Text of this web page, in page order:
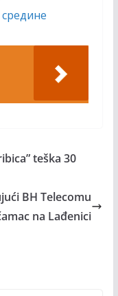
teška 30
BH Telecomu
na Lađenici